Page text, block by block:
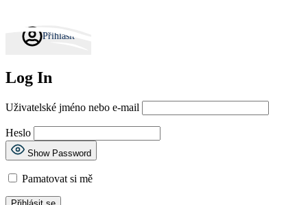
Přihlásit
Log In
Uživatelské jméno nebo e-mail
Heslo
Show Password
Pamatovat si mě